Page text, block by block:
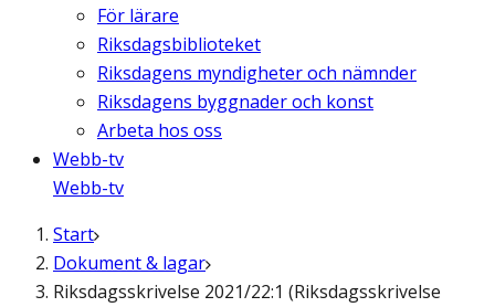
För lärare
Riksdagsbiblioteket
Riksdagens myndigheter och nämnder
Riksdagens byggnader och konst
Arbeta hos oss
Webb-tv
Webb-tv
Start
Dokument & lagar
Riksdagsskrivelse 2021/22:1 (Riksdagsskrivelse